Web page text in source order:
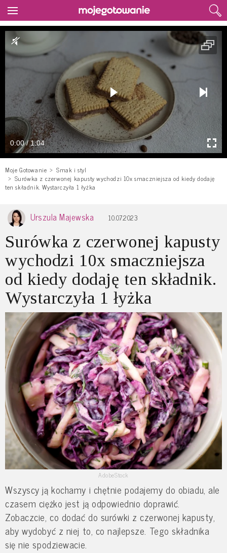
0:00 / 1:04
Moje Gotowanie
Smak i styl
Surówka z czerwonej kapusty wychodzi 10x smaczniejsza od kiedy dodaję
ten składnik. Wystarczyła 1 łyżka
Urszula Majewska 10.07.2023
Surówka z czerwonej kapusty
wychodzi 10x smaczniejsza
od kiedy dodaję ten składnik.
Wystarczyła 1 łyżka
AdobeStock
Wszyscy ją kochamy i chętnie podajemy do obiadu, ale
czasem ciężko jest ją odpowiednio doprawić.
Zobaczcie, co dodać do surówki z czerwonej kapusty,
aby wydobyć z niej to, co najlepsze. Tego składnika
się nie spodziewacie.